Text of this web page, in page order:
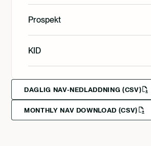
Svenska
English
Svenska
Prospekt
English
KID
English
Svenska
DAGLIG NAV-NEDLADDNING (CSV)
MONTHLY NAV DOWNLOAD (CSV)